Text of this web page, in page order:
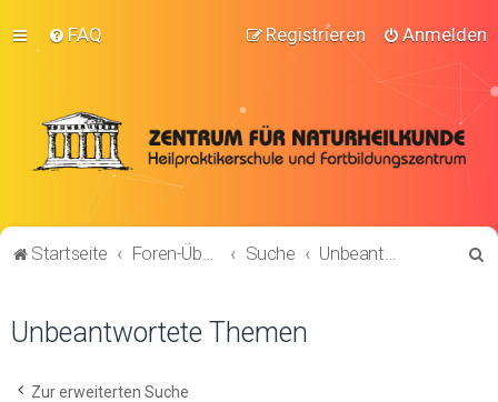
FAQ Anmelden
Registrieren
Startseite Foren-Übersicht Suche Unbeantwortete Themen
Unbeantwortete Themen
Zur erweiterten Suche